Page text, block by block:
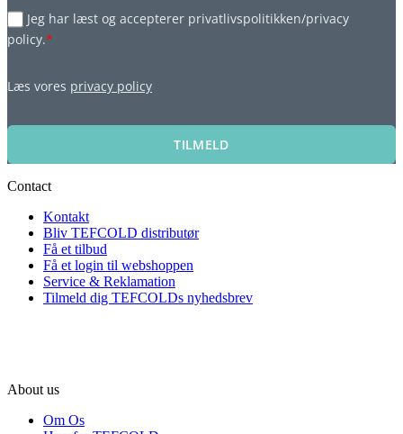
Jeg har læst og accepterer privatlivspolitikken/privacy
policy.*
Læs vores privacy policy
TILMELD
Contact
Kontakt
Bliv TEFCOLD distributør
Få et tilbud
Få et login til webshoppen
Service & Reklamation
Tilmeld dig TEFCOLDs nyhedsbrev
About us
Om Os